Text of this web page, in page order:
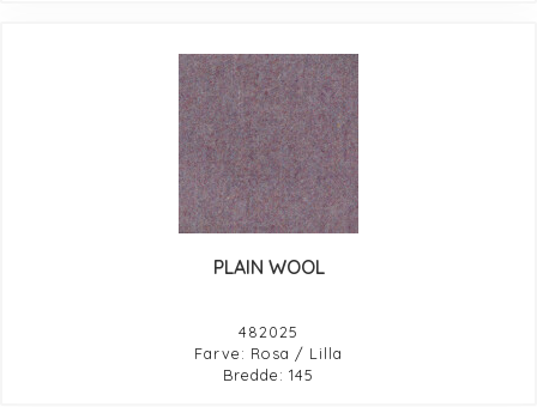
PLAIN WOOL
482025
Farve: Rosa / Lilla
Bredde: 145